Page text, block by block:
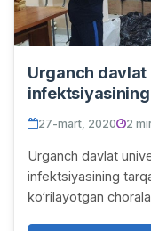
Urganch
bo‘yicha
27-mart, 2020 2
Urganch davlat
infektsiyasining
ko‘rilayotgan